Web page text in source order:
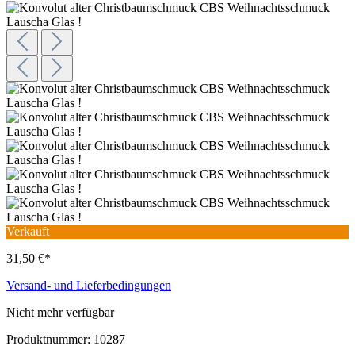
Verkauft
31,50 €*
Versand- und Lieferbedingungen
Nicht mehr verfügbar
Produktnummer: 10287